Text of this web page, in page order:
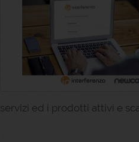
servizi ed i prodotti attivi e